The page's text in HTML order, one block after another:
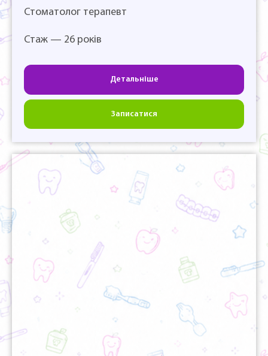
Стоматолог терапевт
Стаж — 26 років
Детальніше
Записатися